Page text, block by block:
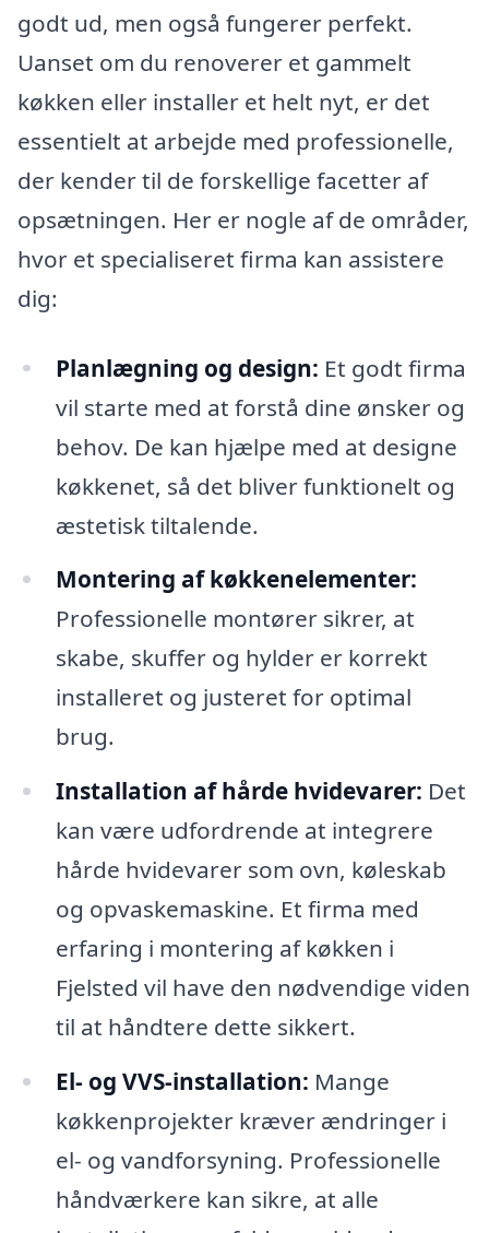
godt ud, men også fungerer perfekt.
Uanset om du renoverer et gammelt
køkken eller installer et helt nyt, er det
essentielt at arbejde med professionelle,
der kender til de forskellige facetter af
opsætningen. Her er nogle af de områder,
hvor et specialiseret firma kan assistere
dig:
Planlægning og design: Et godt firma
vil starte med at forstå dine ønsker og
behov. De kan hjælpe med at designe
køkkenet, så det bliver funktionelt og
æstetisk tiltalende.
Montering af køkkenelementer:
Professionelle montører sikrer, at
skabe, skuffer og hylder er korrekt
installeret og justeret for optimal
brug.
Installation af hårde hvidevarer: Det
kan være udfordrende at integrere
hårde hvidevarer som ovn, køleskab
og opvaskemaskine. Et firma med
erfaring i montering af køkken i
Fjelsted vil have den nødvendige viden
til at håndtere dette sikkert.
El- og VVS-installation: Mange
køkkenprojekter kræver ændringer i
el- og vandforsyning. Professionelle
håndværkere kan sikre, at alle